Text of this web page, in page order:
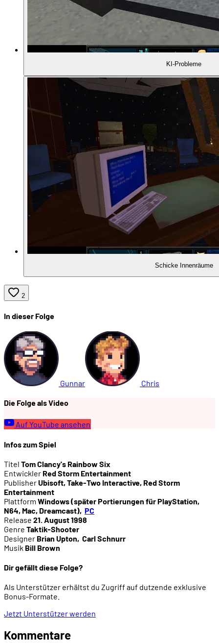
02:06:06 - Gründe für den Erfolg
KI-Probleme
Schicke Innenräume
2
In dieser Folge
Gunnar Chris
Die Folge als Video
Auf YouTube ansehen
Infos zum Spiel
Titel Tom Clancy's Rainbow Six
Entwickler Red Storm Entertainment
PublisherUbisoft, Take-Two Interactive, Red Storm
Entertainment
Plattform Windows (später Portierungen für PlayStation,
N64, Mac, Dreamcast), PC
Release 21. August 1998
Genre Taktik-Shooter
Designer Brian Upton, Carl Schnurr
Musik Bill Brown
Dir gefällt diese Folge?
Als Unterstützer erhältst du Zugriff auf dutzende exklusive
Bonus-Formate.
Jetzt Unterstützer werden
Kommentare